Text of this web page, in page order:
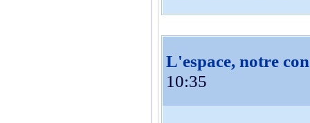
L'espace, notre
10:35